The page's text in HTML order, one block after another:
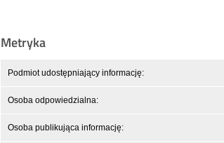
Metryka
Podmiot udostępniający informację:
Osoba odpowiedzialna:
Osoba publikująca informację: